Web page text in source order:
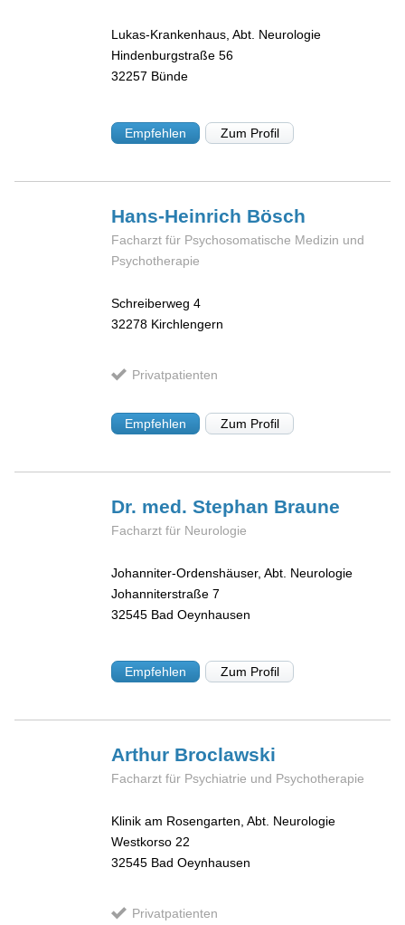
Lukas-Krankenhaus, Abt. Neurologie
Hindenburgstraße 56
32257 Bünde
Empfehlen Zum Profil
Hans-Heinrich Bösch
Facharzt für Psychosomatische Medizin und
Psychotherapie
Schreiberweg 4
32278 Kirchlengern
Privatpatienten
Empfehlen Zum Profil
Dr. med. Stephan Braune
Facharzt für Neurologie
Johanniter-Ordenshäuser, Abt. Neurologie
Johanniterstraße 7
32545 Bad Oeynhausen
Empfehlen Zum Profil
Arthur Broclawski
Facharzt für Psychiatrie und Psychotherapie
Klinik am Rosengarten, Abt. Neurologie
Westkorso 22
32545 Bad Oeynhausen
Privatpatienten